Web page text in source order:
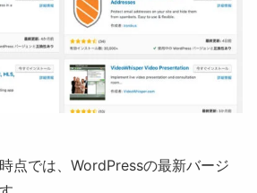
点では、WordPressの最新バージ